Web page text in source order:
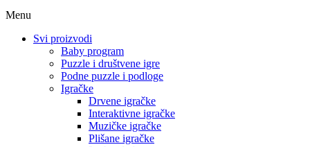
Menu
Svi proizvodi
Baby program
Puzzle i društvene igre
Podne puzzle i podloge
Igračke
Drvene igračke
Interaktivne igračke
Muzičke igračke
Plišane igračke